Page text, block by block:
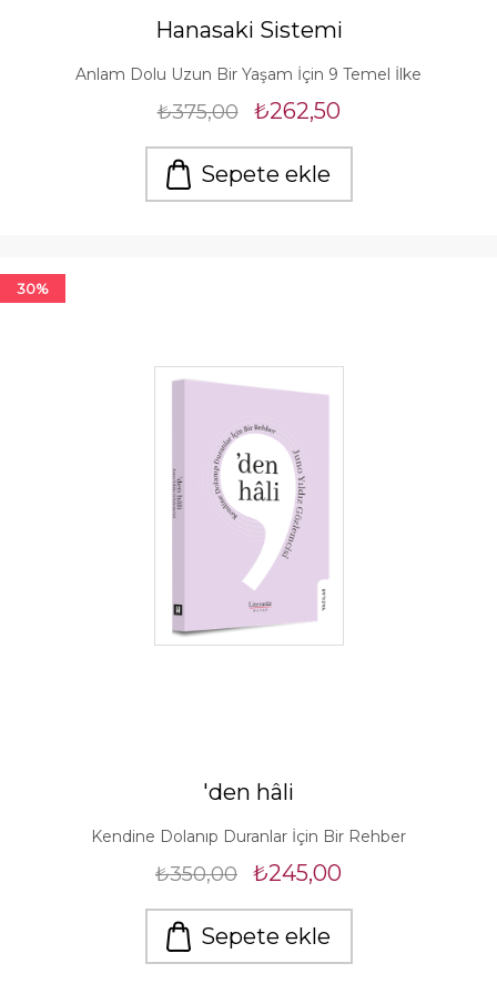
Hanasaki Sistemi
Anlam Dolu Uzun Bir Yaşam İçin 9 Temel İlke
₺375,00 ₺262,50
Sepete ekle
30%
'den hâli
Kendine Dolanıp Duranlar İçin Bir Rehber
₺350,00 ₺245,00
Sepete ekle